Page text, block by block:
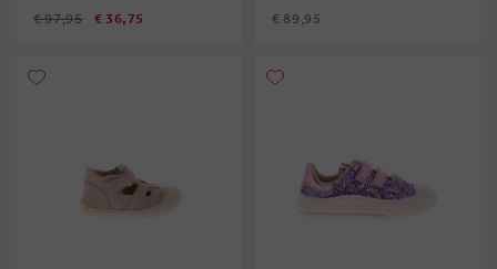
€ 97,95 € 36,75 € 89,95